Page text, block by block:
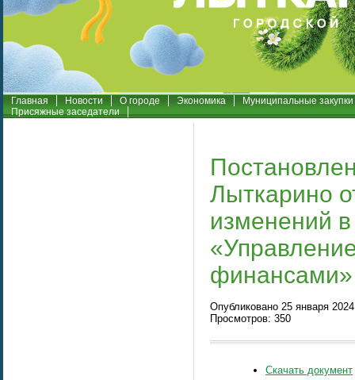
Главная Новости О городе Экономика
Муниципальные закупки
Присяжные заседатели
Лыткарино
изменений
финансами»
Опубликовано 25 января
Просмотров: 350
Скачать документ